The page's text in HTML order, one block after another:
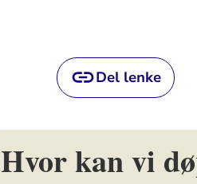
Del lenke
Hvor kan vi